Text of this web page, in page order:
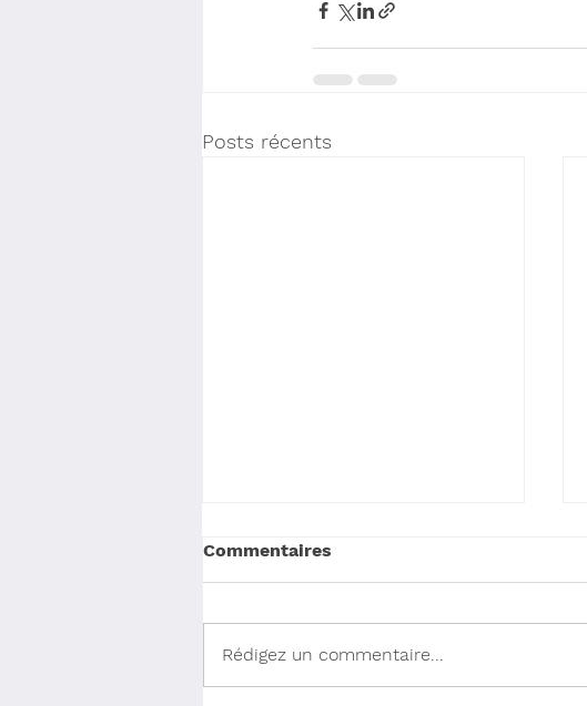
Posts récents
Commentaires
Rédigez un commentaire...